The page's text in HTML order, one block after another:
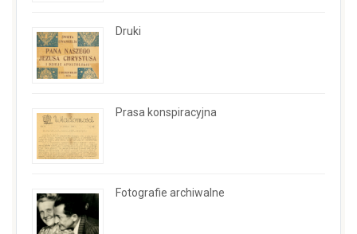
Druki
Prasa konspiracyjna
Fotografie archiwalne